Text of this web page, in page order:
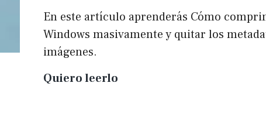
En este artículo aprenderás Cómo
Windows masivamente y quitar los
imágenes.
Quiero leerlo